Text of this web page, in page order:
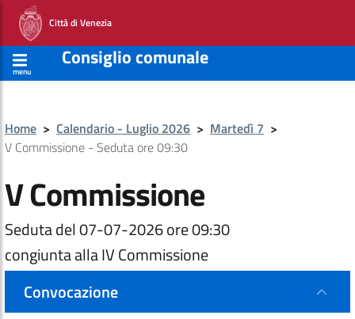
Città di Venezia
menu
Consiglio comunale
Home > Calendario - Luglio 2026 > Martedì 7 >
V Commissione - Seduta ore 09:30
V Commissione
Seduta del 07-07-2026 ore 09:30
congiunta alla IV Commissione
Convocazione